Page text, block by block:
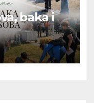
baka i